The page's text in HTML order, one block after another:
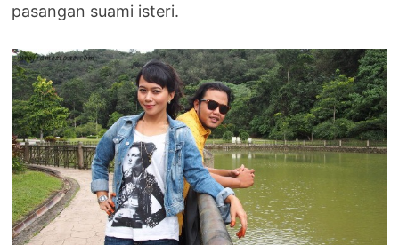
pasangan suami isteri.